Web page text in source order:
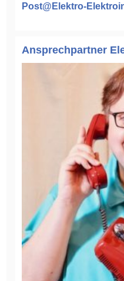
Post@Elektro-
Ansprechpartner